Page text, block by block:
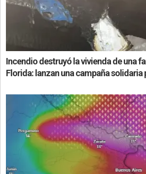
Incendio destruyó la vivienda de una
Florida: lanzan una campaña solidaria